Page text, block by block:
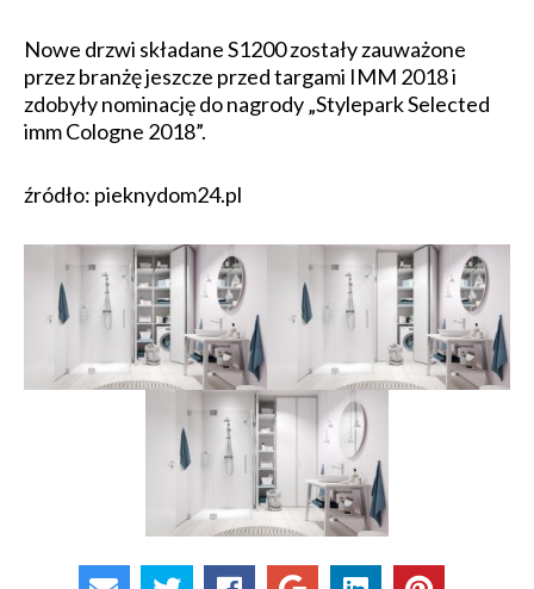
Nowe drzwi składane S1200 zostały zauważone
przez branżę jeszcze przed targami IMM 2018 i
zdobyły nominację do nagrody „Stylepark Selected
imm Cologne 2018”.
źródło: pieknydom24.pl